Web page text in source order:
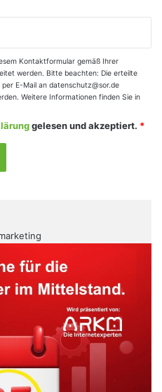
Kontaktformular gemäß Ihrer
werden. Bitte beachten: Die erteilte
E-Mail an datenschutz@sor.de
Weitere Informationen finden Sie in
gelesen und akzeptiert. *